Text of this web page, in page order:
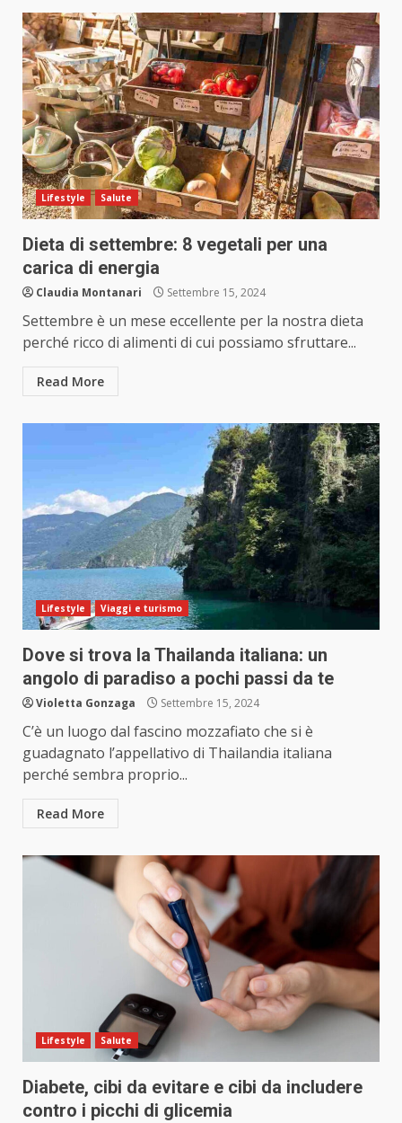
Lifestyle Salute
Dieta di settembre: 8 vegetali per una
carica di energia
Claudia Montanari Settembre 15, 2024
Settembre è un mese eccellente per la nostra dieta
perché ricco di alimenti di cui possiamo sfruttare...
Read More
Lifestyle Viaggi e turismo
Dove si trova la Thailanda italiana: un
angolo di paradiso a pochi passi da te
Violetta Gonzaga Settembre 15, 2024
C’è un luogo dal fascino mozzafiato che si è
guadagnato l’appellativo di Thailandia italiana
perché sembra proprio...
Read More
Lifestyle Salute
Diabete, cibi da evitare e cibi da includere
contro i picchi di glicemia